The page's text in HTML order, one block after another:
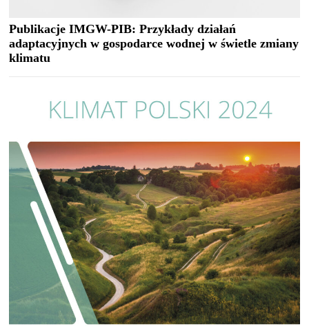
Publikacje IMGW-PIB: Przykłady działań
adaptacyjnych w gospodarce wodnej w świetle zmiany
klimatu